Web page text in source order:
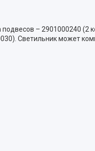
– 2901000240 (2
Светильник может